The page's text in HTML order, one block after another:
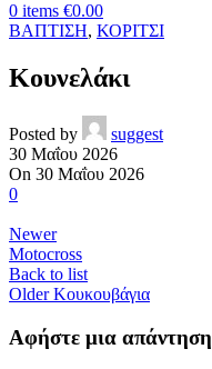
0 items €0.00
ΒΑΠΤΙΣΗ, ΚΟΡΙΤΣΙ
Κουνελάκι
Posted by
suggest
30 Μαΐου 2026
On 30 Μαΐου 2026
0
Newer
Motocross
Back to list
Older Κουκουβάγια
Αφήστε μια απάντηση